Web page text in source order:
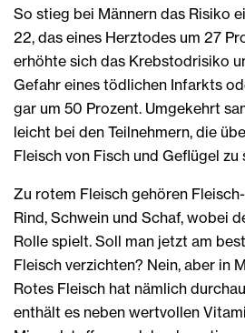
So stieg bei Männern das Risiko
22, das eines Herztodes um 27
erhöhte sich das Krebstodrisiko
Gefahr eines tödlichen Infarkts
gar um 50 Prozent. Umgekehrt
leicht bei den Teilnehmern, die
Fleisch von Fisch und Geflügel zu
Zu rotem Fleisch gehören
Rind, Schwein und Schaf, wobei
Rolle spielt. Soll man jetzt am
Fleisch verzichten? Nein, aber in
Rotes Fleisch hat nämlich
enthält es neben wertvollen